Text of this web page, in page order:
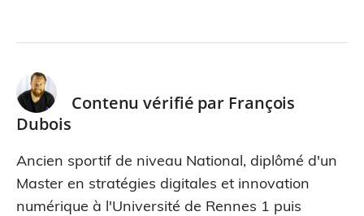
Contenu vérifié par François
Dubois
Ancien sportif de niveau National, diplômé d'un
Master en stratégies digitales et innovation
numérique à l'Université de Rennes 1 puis